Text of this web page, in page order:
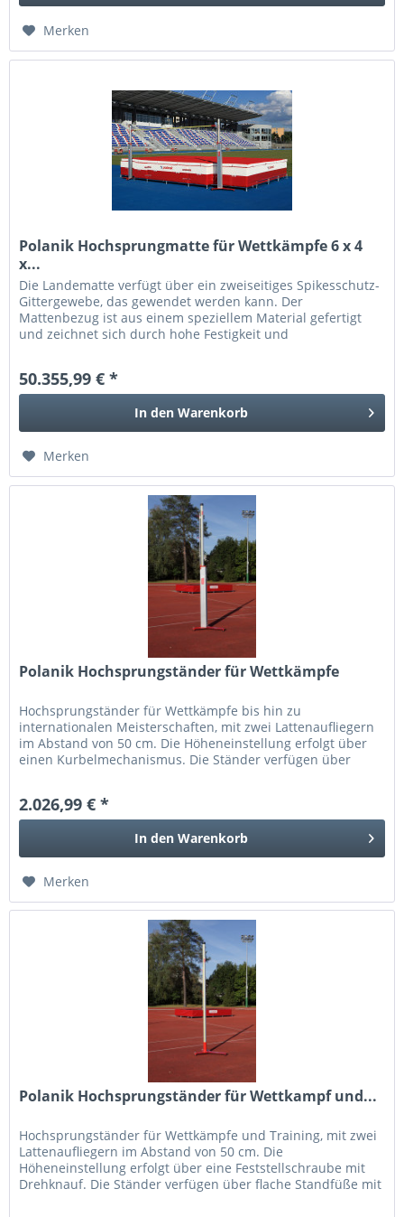
Merken
Polanik Hochsprungmatte für Wettkämpfe 6 x 4
x...
Die Landematte verfügt über ein zweiseitiges Spikesschutz-
Gittergewebe, das gewendet werden kann. Der
Mattenbezug ist aus einem speziellem Material gefertigt
und zeichnet sich durch hohe Festigkeit und
50.355,99 € *
In den Warenkorb
Merken
Polanik Hochsprungständer für Wettkämpfe
Hochsprungständer für Wettkämpfe bis hin zu
internationalen Meisterschaften, mit zwei Lattenaufliegern
im Abstand von 50 cm. Die Höheneinstellung erfolgt über
einen Kurbelmechanismus. Die Ständer verfügen über
2.026,99 € *
In den Warenkorb
Merken
Polanik Hochsprungständer für Wettkampf und...
Hochsprungständer für Wettkämpfe und Training, mit zwei
Lattenaufliegern im Abstand von 50 cm. Die
Höheneinstellung erfolgt über eine Feststellschraube mit
Drehknauf. Die Ständer verfügen über flache Standfüße mit